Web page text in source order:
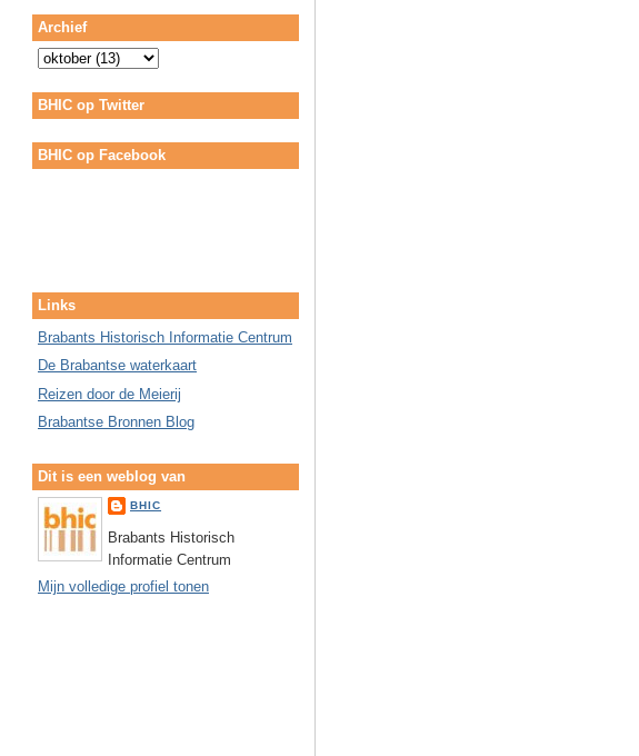
Archief
BHIC op Twitter
BHIC op Facebook
Links
Brabants Historisch Informatie Centrum
De Brabantse waterkaart
Reizen door de Meierij
Brabantse Bronnen Blog
Dit is een weblog van
BHIC
Brabants Historisch
Informatie Centrum
Mijn volledige profiel tonen